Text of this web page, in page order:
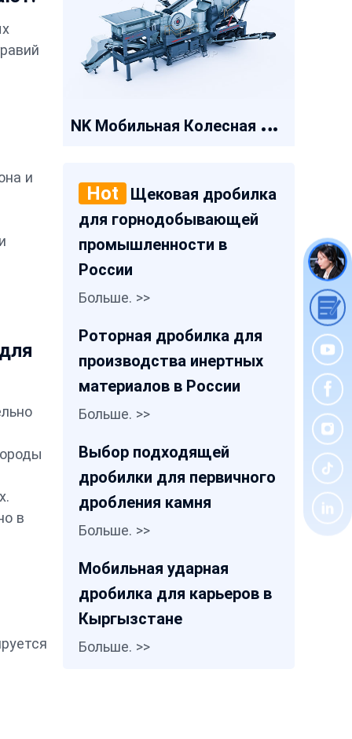
и
в
N
K Мобильная Колесная Дробилка
Hot
Щековая дробилка
для горнодобывающей
промышленности в
России
Больше. >>
Роторная дробилка для
производства инертных
материалов в России
Больше. >>
Выбор подходящей
дробилки для первичного
дробления камня
Больше. >>
Мобильная ударная
дробилка для карьеров в
Кыргызстане
Больше. >>